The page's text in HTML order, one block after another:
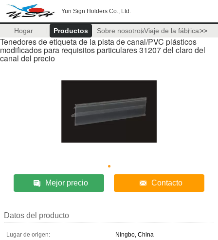
Yun Sign Holders Co., Ltd.
Hogar Productos Sobre nosotrosViaje de la fábrica>>
Tenedores de etiqueta de la pista de canal/PVC plásticos
modificados para requisitos particulares 31207 del claro del
canal del precio
Mejor precio Contacto
Datos del producto
Lugar de origen:
Ningbo, China